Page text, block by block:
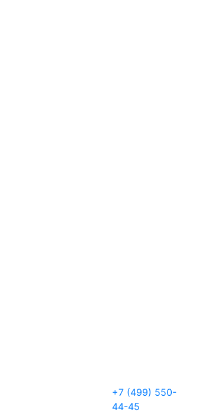
+7 (499) 550-
44-45